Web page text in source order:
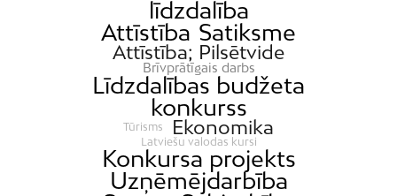
līdzdalība
Attīstība Satiksme
Attīstība; Pilsētvide
Brīvprātīgais darbs
Līdzdalības budžeta
konkurss
Tūrisms Ekonomika
Latviešu valodas kursi
Konkursa projekts
Uzņēmējdarbība